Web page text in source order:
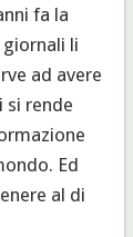
fa la
li
ad avere
si rende
Ed
al di